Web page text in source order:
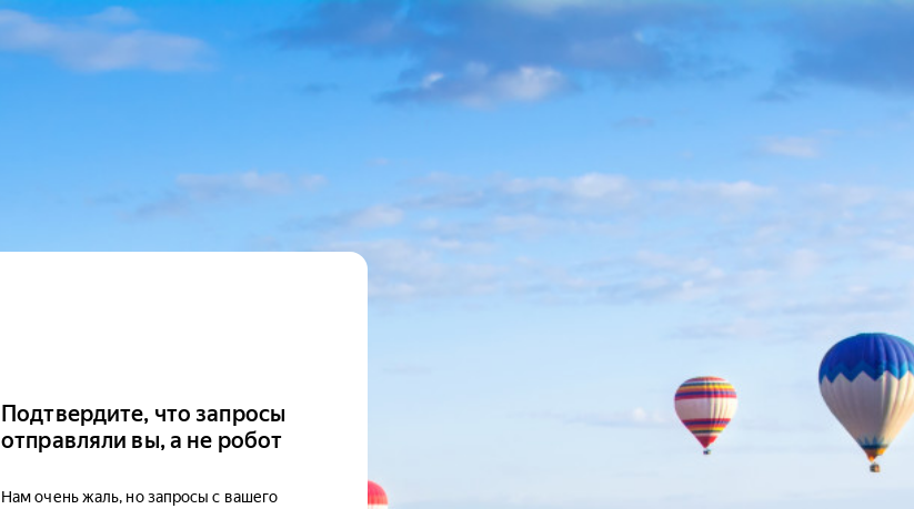
Подтвердите, что запросы
отправляли вы, а не робот
Нам очень жаль, но запросы с вашего